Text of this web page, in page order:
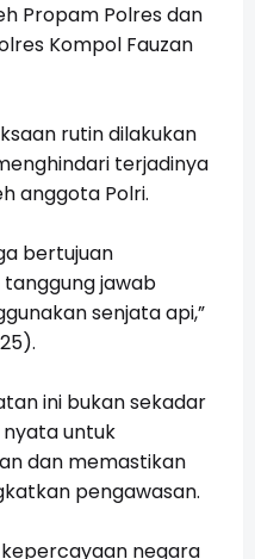
Propam Polres dan
Kompol Fauzan
rutin dilakukan
terjadinya
anggota Polri.
bertujuan
jawab
senjata api,”
ini bukan sekadar
untuk
dan memastikan
pengawasan.
negara